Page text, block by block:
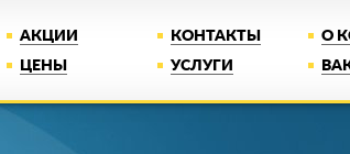
АКЦИИ КОНТАКТЫ
О
ЦЕНЫ УСЛУГИ